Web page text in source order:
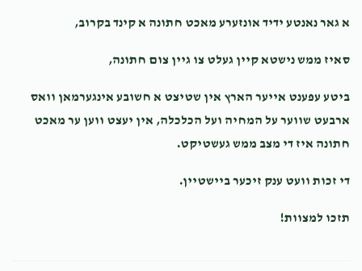
שמואל שטערןShmili Oberlander
Naftali Moskowitz Shmili Oberlander
9 months ago $500.00
ס'בענקט זיך נאך די חברותא שאפט
א גאר נאנטע ידיד אונזערע מאכט חתונה א קינד בקרוב,
סאיז ממש נישטא קיין געלט צו גיין צום חתונה,
ביטע עפענט אייער הארץ אין שטיצט א חשובע אינגערמאן וואס
ארבעט שווער על המחיה ועל הכלכלה, אין יעצט ווען ער מאכט
חתונה איז די מצב ממש געשטיקט.
די זכות וועט ענק זיכער ביישטיין.
תזכו למצוות!